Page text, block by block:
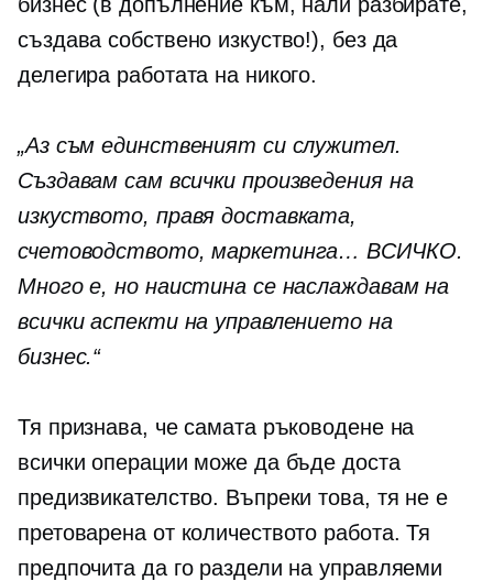
създава собствено изкуство!), без да
делегира работата на никого.
„Аз съм единственият си служител.
Създавам сам всички произведения на
изкуството, правя доставката,
счетоводството, маркетинга… ВСИЧКО.
Много е, но наистина се наслаждавам на
всички аспекти на управлението на
бизнес.“
Тя признава, че самата ръководене на
всички операции може да бъде доста
предизвикателство. Въпреки това, тя не е
претоварена от количеството работа. Тя
предпочита да го раздели на управляеми